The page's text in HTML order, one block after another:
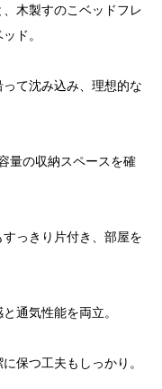
木製すのこベッドフレ
ド。
て沈み込み、理想的な
量の収納スペースを確
っきり片付き、部屋を
通気性能を両立。
保つ工夫もしっかり。